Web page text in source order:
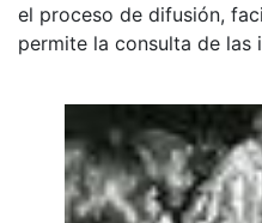
el proceso de difusión,
permite la consulta de las